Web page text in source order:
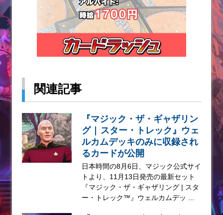
関連記事
『マジック・ザ・ギャザリン
グ | スター・トレック』ウェ
ルカムデッキのみに収録され
るカードが公開
日本時間の8月6日、マジック公式サイ
トより、11月13日発売の最新セット
『マジック・ザ・ギャザリング | スタ
ー・トレック™』ウェルカムデッ ...